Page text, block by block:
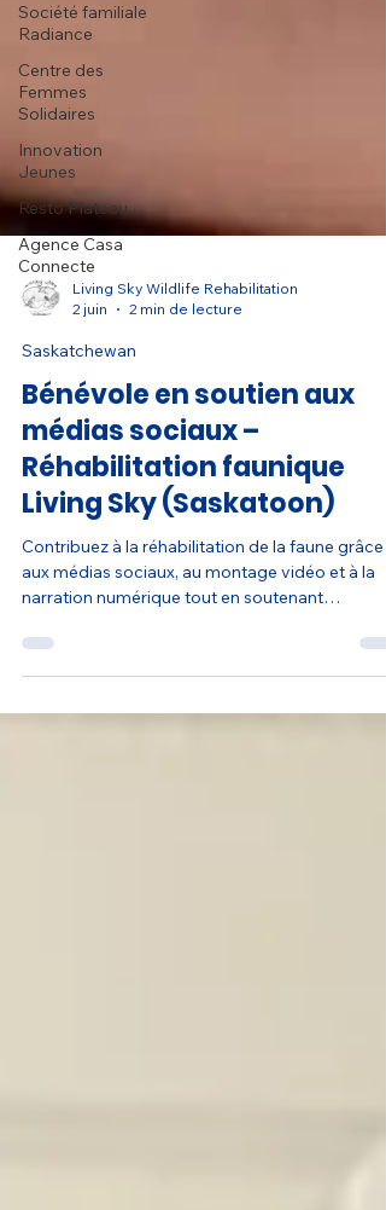
Société familiale
Radiance
Centre des
Femmes
Solidaires
Innovation
Jeunes
Resto Plateau
Agence Casa
Connecte
2 juin
2 min de lecture
Saskatchewan
Bénévole en soutien aux
médias sociaux –
Réhabilitation faunique
Living Sky (Saskatoon)
Contribuez à la réhabilitation de la faune grâce
narration numérique tout en soutenant
l’éducation du public et la conservation.